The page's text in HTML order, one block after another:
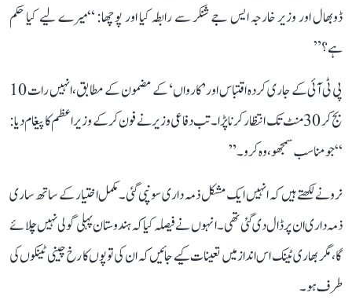
ڈوبھال اور وزیر خارجہ ایس جے شنکر سے رابطہ کیا اور پوچھا: “میرے لیے کیا حکم
ہے؟”
پی ٹی آئی کے جاری کردہ اقتباس اور ’کارواں‘ کے مضمون کے مطابق، انہیں رات 10
بج کر 30 منٹ تک انتظار کرنا پڑا۔ تب دفاعی وزیر نے فون کر کے وزیر اعظم کا پیغام دیا:
“جو مناسب سمجھو، وہ کرو۔”
نرونے لکھتے ہیں کہ انہیں ایک مشکل ذمہ داری سونپی گئی۔ مکمل اختیار کے ساتھ ساری
ذمہ داری ان پر ڈال دی گئی تھی۔ انہوں نے فیصلہ کیا کہ ہندوستان پہلی گولی نہیں چلائے
گا، مگر بھاری ٹینک اس انداز میں تعینات کیے جائیں کہ ان کی توپوں کا رخ چینی ٹینکوں کی
طرف ہو۔